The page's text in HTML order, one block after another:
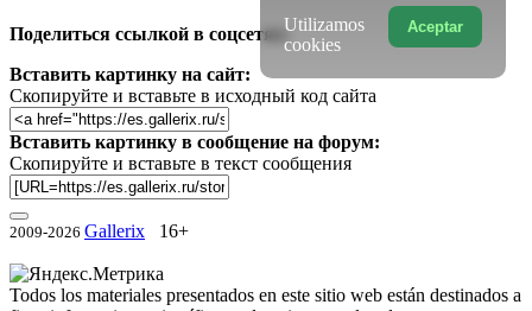
Поделиться ссылкой в соцсетях:
Вставить картинку на сайт:
Скопируйте и вставьте в исходный код сайта
Вставить картинку в сообщение на форум:
Скопируйте и вставьте в текст сообщения
2009-2026 Gallerix 16+
Todos los materiales presentados en este sitio web están destinados a
Aceptar
Utilizamos
cookies